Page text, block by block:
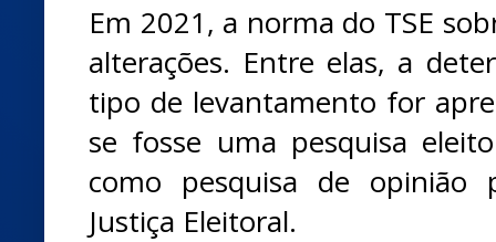
Em 2021, a norma do TSE
alterações. Entre elas, a
tipo de levantamento for
se fosse uma pesquisa
como pesquisa de opinião
Justiça Eleitoral.